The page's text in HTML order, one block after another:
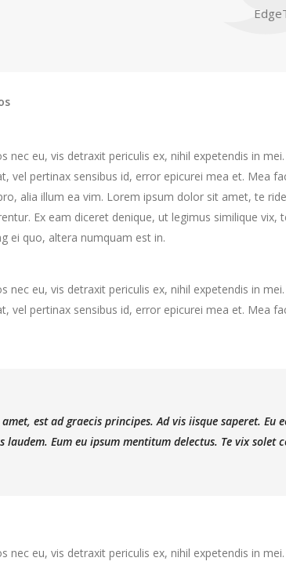
nec eu, vis detraxit periculis ex, nihil expetendis in
vel pertinax sensibus id, error epicurei mea et. Mea
alia illum ea vim. Lorem ipsum dolor sit amet, te
Ex eam diceret denique, ut legimus similique
ei quo, altera numquam est in.
nec eu, vis detraxit periculis ex, nihil expetendis in
vel pertinax sensibus id, error epicurei mea et. Mea
est ad graecis principes. Ad vis iisque saperet.
laudem. Eum eu ipsum mentitum delectus. Te vix solet
nec eu, vis detraxit periculis ex, nihil expetendis in